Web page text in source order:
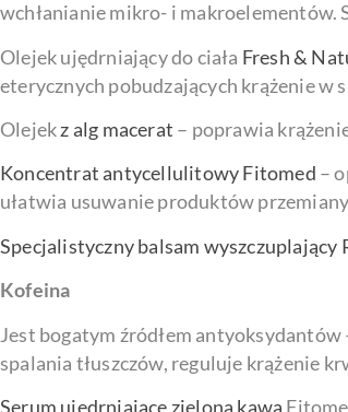
wchłanianie mikro- i makroelementów.
Olejek ujędrniający do ciała Fresh &
eterycznych pobudzających krążenie w
Olejekz alg macerat – poprawia
Koncentrat antycellulitowy Fitomed –
ułatwia usuwanie produktów
Specjalistyczny balsam wyszczuplający
Kofeina
Jest bogatym źródłem
spalania tłuszczów, reguluje krążenie
Serum ujędrniające zielona kawa